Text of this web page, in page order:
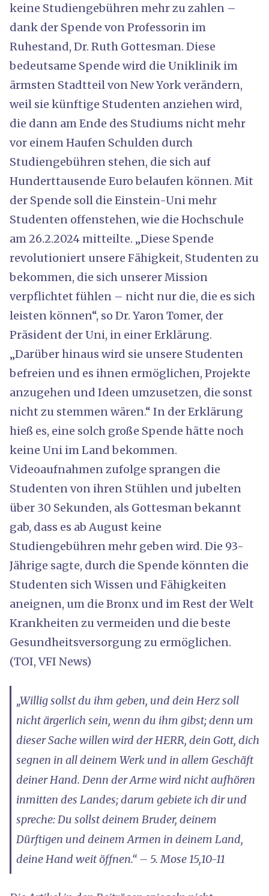
keine Studiengebühren mehr zu zahlen –
dank der Spende von Professorin im
Ruhestand, Dr. Ruth Gottesman. Diese
bedeutsame Spende wird die Uniklinik im
ärmsten Stadtteil von New York verändern,
weil sie künftige Studenten anziehen wird,
die dann am Ende des Studiums nicht mehr
vor einem Haufen Schulden durch
Studiengebühren stehen, die sich auf
Hunderttausende Euro belaufen können. Mit
der Spende soll die Einstein-Uni mehr
Studenten offenstehen, wie die Hochschule
am 26.2.2024 mitteilte. „Diese Spende
revolutioniert unsere Fähigkeit, Studenten zu
bekommen, die sich unserer Mission
verpflichtet fühlen – nicht nur die, die es sich
leisten können“, so Dr. Yaron Tomer, der
Präsident der Uni, in einer Erklärung.
„Darüber hinaus wird sie unsere Studenten
befreien und es ihnen ermöglichen, Projekte
anzugehen und Ideen umzusetzen, die sonst
nicht zu stemmen wären.“ In der Erklärung
hieß es, eine solch große Spende hätte noch
keine Uni im Land bekommen.
Videoaufnahmen zufolge sprangen die
Studenten von ihren Stühlen und jubelten
über 30 Sekunden, als Gottesman bekannt
gab, dass es ab August keine
Studiengebühren mehr geben wird. Die 93-
Jährige sagte, durch die Spende könnten die
Studenten sich Wissen und Fähigkeiten
aneignen, um die Bronx und im Rest der Welt
Krankheiten zu vermeiden und die beste
Gesundheitsversorgung zu ermöglichen.
(TOI, VFI News)
„Willig sollst du ihm geben, und dein Herz soll
nicht ärgerlich sein, wenn du ihm gibst; denn um
dieser Sache willen wird der HERR, dein Gott, dich
segnen in all deinem Werk und in allem Geschäft
deiner Hand. Denn der Arme wird nicht aufhören
inmitten des Landes; darum gebiete ich dir und
spreche: Du sollst deinem Bruder, deinem
Dürftigen und deinem Armen in deinem Land,
deine Hand weit öffnen.“ – 5. Mose 15,10-11